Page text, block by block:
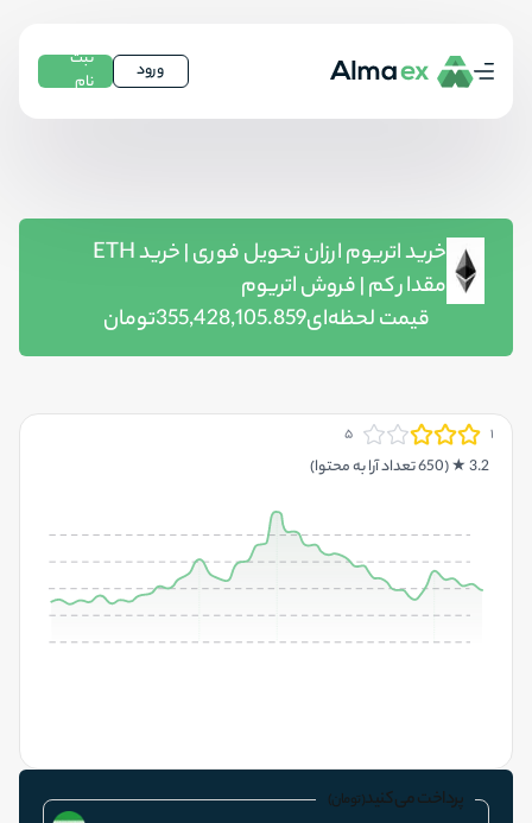
ورود
ثبت
نام
خرید اتریوم ارزان تحویل فوری | خرید ETH
مقدار کم | فروش اتریوم
قیمت لحظه‌ای355,428,105.859تومان
۱ ۵
3.2
★ (
650تعداد آرا به محتوا)
پرداخت می کنید(تومان)